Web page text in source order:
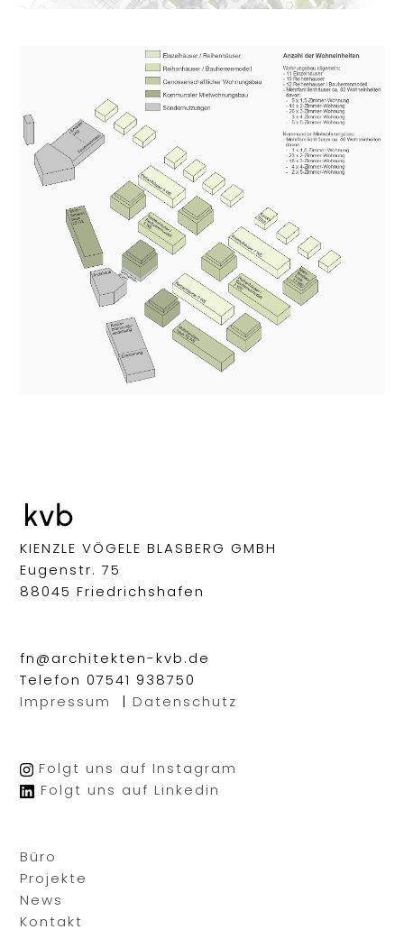
KIENZLE VÖGELE BLASBERG GMBH
Eugenstr. 75
88045 Friedrichshafen
fn@architekten-kvb.de
Telefon 07541 938750
Impressum
| Datenschutz
Folgt uns auf Instagram
Folgt uns auf Linkedin
Büro
Projekte
News
Kontakt